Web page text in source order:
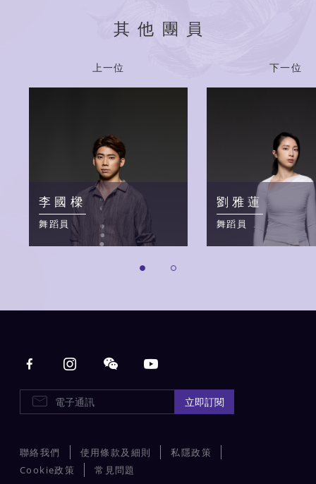
其他團員
上一位
李國樑
舞蹈員
下一位
劉雅蓮
舞蹈員
Main navigation
E-Newsletters 立即訂閱
聯絡我們 使用條款及細則
私隱政策
Cookie政策
常見問題